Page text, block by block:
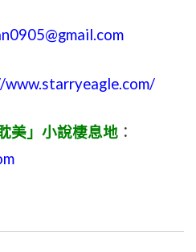
美」小說棲息地 ：